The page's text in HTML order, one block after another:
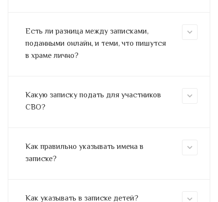
Есть ли разница между записками,
поданными онлайн, и теми, что пишутся
в храме лично?
Какую записку подать для участников
СВО?
Как правильно указывать имена в
записке?
Как указывать в записке детей?